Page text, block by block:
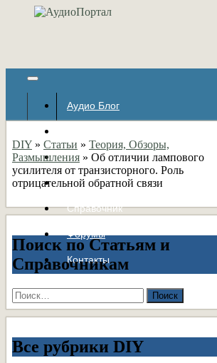
Аудио Блог
Авторские страницы
Статьи
Справочник
Форумы
Контакты
DIY » Статьи » Теория, Обзоры,
Размышления » Об отличии лампового
усилителя от транзисторного. Роль
отрицательной обратной связи
Поиск по Статьям и
Справочникам
Найти:
Все рубрики DIY